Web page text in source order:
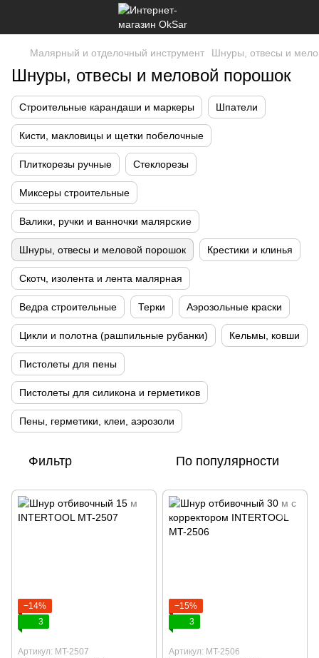
Малярный и отделочный инструмент Шнуры, отвесы и
Шнуры, отвесы и меловой порошок
Строительные карандаши и маркеры Шпатели
Кисти, макловицы и щетки побелочные
Плиткорезы ручные Стеклорезы
Миксеры строительные
Валики, ручки и ванночки малярские
Шнуры, отвесы и меловой порошок Крестики и клинья
Скотч, изолента и лента малярная
Ведра строительные Терки Аэрозольные краски
Цикли и полотна (рашпильные рубанки) Кельмы, ковши
Пистолеты для пены
Пистолеты для силикона и герметиков
Пены, герметики, клеи, аэрозоли
Фильтр По популярности
−14%
3
Артикул: MT-2507
−15%
3
Артикул: MT-2506